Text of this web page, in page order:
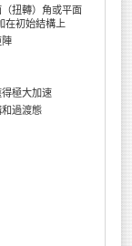
扭轉）角或平面
在初始結構上
陣
極大加速
過渡態